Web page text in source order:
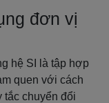
đơn vị
hệ SI là tập hợp
quen với cách
tắc chuyển đổi